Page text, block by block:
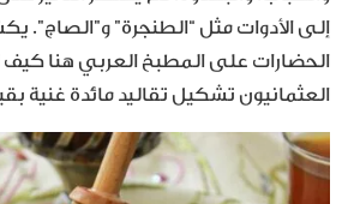
إلى الأدوات مثل “الطنجرة” و”الصاج”.
الحضارات على المطبخ العربي هنا
العثمانيون تشكيل تقاليد مائدة غنية